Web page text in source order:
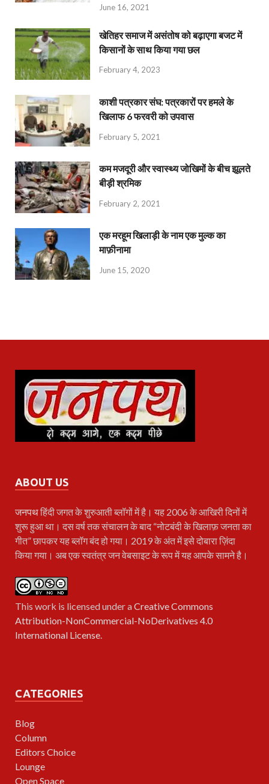
June 16, 2021
खेतिहर समाज में असंतोष को बढ़ाएगा बजट में
किसानों के साथ किया गया छल
February 4, 2023
काशी पत्रकार संघ: पत्रकारों पर हमले के
खिलाफ 6 फरवरी को उपवास
February 5, 2021
कम मजदूरी और स्वास्थ्य जोखिमों के बीच झूलते
बीड़ी श्रमिक
February 2, 2021
एक मरहूम खिलाड़ी के नाम एक मुल्क का
माफ़ीनामा
June 15, 2020
ABOUT US
जनपथहिंदी जगत के शुरुआती ब्लॉगों में है। यह 2006 के आखिरी दिनों में
शुरू हुआ था। दस वर्ष तक संचालन के बाद “नोटबंदी के खिलाफ़ जनता का
गीत” छापकर यह ब्लॉग बंद हो गया। 2019 के अंत में इसे दोबारा ज़िंदा
किया गया। अब एक स्वतंत्र जन वेबसाइट के रूप में यह आपके सामने है।
This work is licensed under aCreative Commons
Attribution-NonCommercial-NoDerivatives 4.0
International License.
CATEGORIES
Blog
Column
Editors Choice
Lounge
Open Space